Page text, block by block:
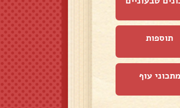
תוספות
מתכוני עוף